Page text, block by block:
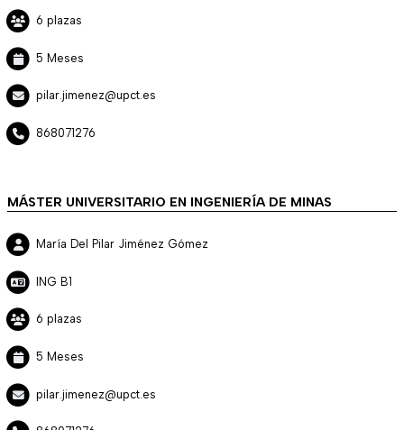
6 plazas
5 Meses
pilar.jimenez@upct.es
868071276
MÁSTER UNIVERSITARIO EN INGENIERÍA DE MINAS
María Del Pilar Jiménez Gómez
ING B1
6 plazas
5 Meses
pilar.jimenez@upct.es